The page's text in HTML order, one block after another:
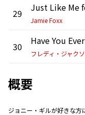
29 Just Like Me
Jamie Foxx
30
フレディ・ジャク
概要
ジョニー・ギルが好きな方